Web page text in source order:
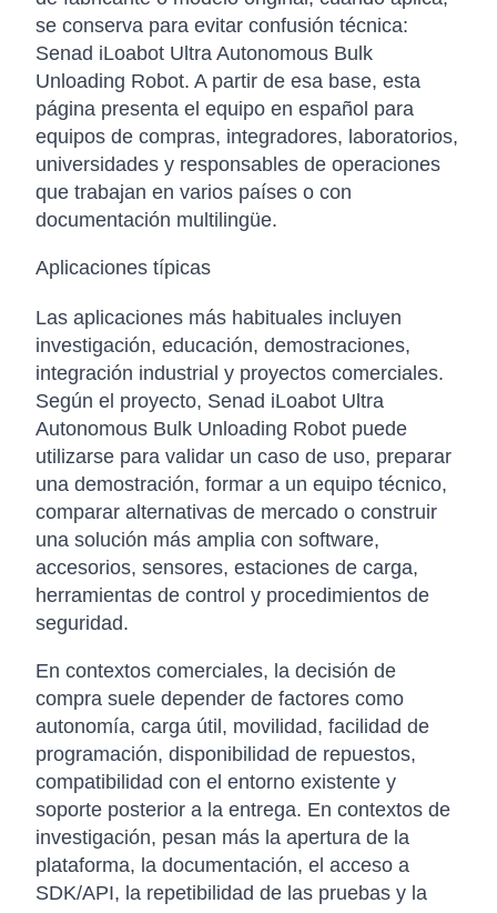
se conserva para evitar confusión técnica:
Senad iLoabot Ultra Autonomous Bulk
Unloading Robot. A partir de esa base, esta
página presenta el equipo en español para
equipos de compras, integradores, laboratorios,
universidades y responsables de operaciones
que trabajan en varios países o con
documentación multilingüe.
Aplicaciones típicas
Las aplicaciones más habituales incluyen
investigación, educación, demostraciones,
integración industrial y proyectos comerciales.
Según el proyecto, Senad iLoabot Ultra
Autonomous Bulk Unloading Robot puede
utilizarse para validar un caso de uso, preparar
una demostración, formar a un equipo técnico,
comparar alternativas de mercado o construir
una solución más amplia con software,
accesorios, sensores, estaciones de carga,
herramientas de control y procedimientos de
seguridad.
En contextos comerciales, la decisión de
compra suele depender de factores como
autonomía, carga útil, movilidad, facilidad de
programación, disponibilidad de repuestos,
compatibilidad con el entorno existente y
soporte posterior a la entrega. En contextos de
investigación, pesan más la apertura de la
plataforma, la documentación, el acceso a
SDK/API, la repetibilidad de las pruebas y la